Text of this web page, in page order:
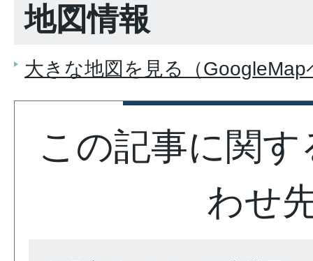
地図情報
大きな地図を見る（GoogleMap
この記事に関
わせ